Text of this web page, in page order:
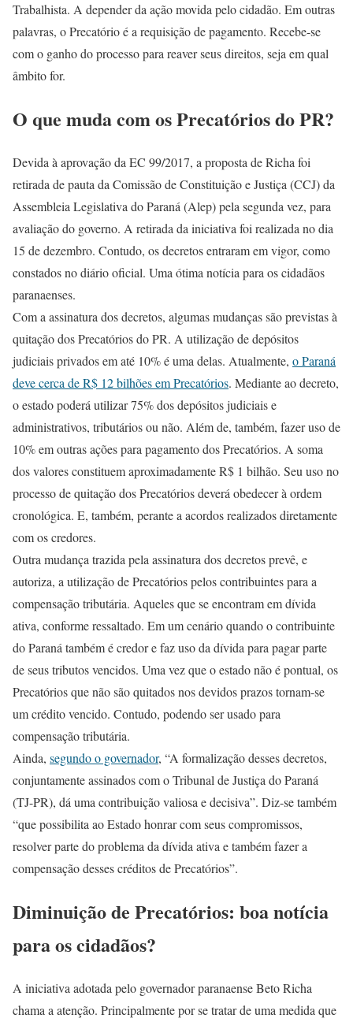
Trabalhista. A depender da ação movida pelo cidadão. Em outras
palavras, o Precatório é a requisição de pagamento. Recebe-se
com o ganho do processo para reaver seus direitos, seja em qual
âmbito for.
O que muda com os Precatórios do PR?
Devida à aprovação da EC 99/2017, a proposta de Richa foi
retirada de pauta da Comissão de Constituição e Justiça (CCJ) da
Assembleia Legislativa do Paraná (Alep) pela segunda vez, para
avaliação do governo. A retirada da iniciativa foi realizada no dia
15 de dezembro. Contudo, os decretos entraram em vigor, como
constados no diário oficial. Uma ótima notícia para os cidadãos
paranaenses.
Com a assinatura dos decretos, algumas mudanças são previstas à
quitação dos Precatórios do PR. A utilização de depósitos
judiciais privados em até 10% é uma delas. Atualmente, o Paraná
deve cerca de R$ 12 bilhões em Precatórios. Mediante ao decreto,
o estado poderá utilizar 75% dos depósitos judiciais e
administrativos, tributários ou não. Além de, também, fazer uso de
10% em outras ações para pagamento dos Precatórios. A soma
dos valores constituem aproximadamente R$ 1 bilhão. Seu uso no
processo de quitação dos Precatórios deverá obedecer à ordem
cronológica. E, também, perante a acordos realizados diretamente
com os credores.
Outra mudança trazida pela assinatura dos decretos prevê, e
autoriza, a utilização de Precatórios pelos contribuintes para a
compensação tributária. Aqueles que se encontram em dívida
ativa, conforme ressaltado. Em um cenário quando o contribuinte
do Paraná também é credor e faz uso da dívida para pagar parte
de seus tributos vencidos. Uma vez que o estado não é pontual, os
Precatórios que não são quitados nos devidos prazos tornam-se
um crédito vencido. Contudo, podendo ser usado para
compensação tributária.
Ainda, segundo o governador, “A formalização desses decretos,
conjuntamente assinados com o Tribunal de Justiça do Paraná
(TJ-PR), dá uma contribuição valiosa e decisiva”. Diz-se também
“que possibilita ao Estado honrar com seus compromissos,
resolver parte do problema da dívida ativa e também fazer a
compensação desses créditos de Precatórios”.
Diminuição de Precatórios: boa notícia
para os cidadãos?
A iniciativa adotada pelo governador paranaense Beto Richa
chama a atenção. Principalmente por se tratar de uma medida que